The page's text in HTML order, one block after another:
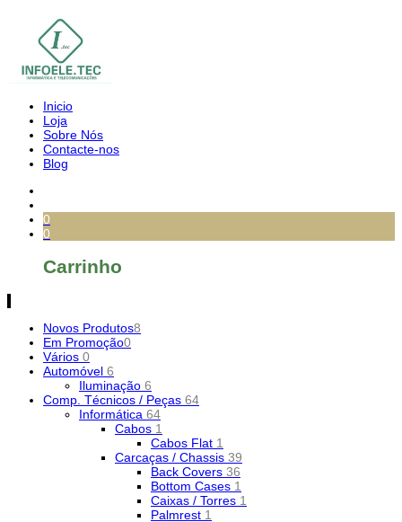
Inicio
Loja
Sobre Nós
Contacte-nos
Blog
0
0
Carrinho
Novos Produtos8
Em Promoção0
Vários 0
Automóvel 6
Iluminação 6
Comp. Técnicos / Peças 64
Informática 64
Cabos 1
Cabos Flat 1
Carcaças / Chassis 39
Back Covers 36
Bottom Cases 1
Caixas / Torres 1
Palmrest 1